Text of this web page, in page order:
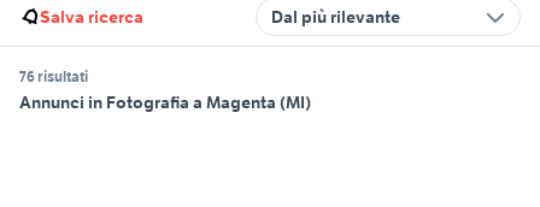
Salva ricerca Dal più rilevante
76 risultati
Annunci in Fotografia a Magenta (MI)